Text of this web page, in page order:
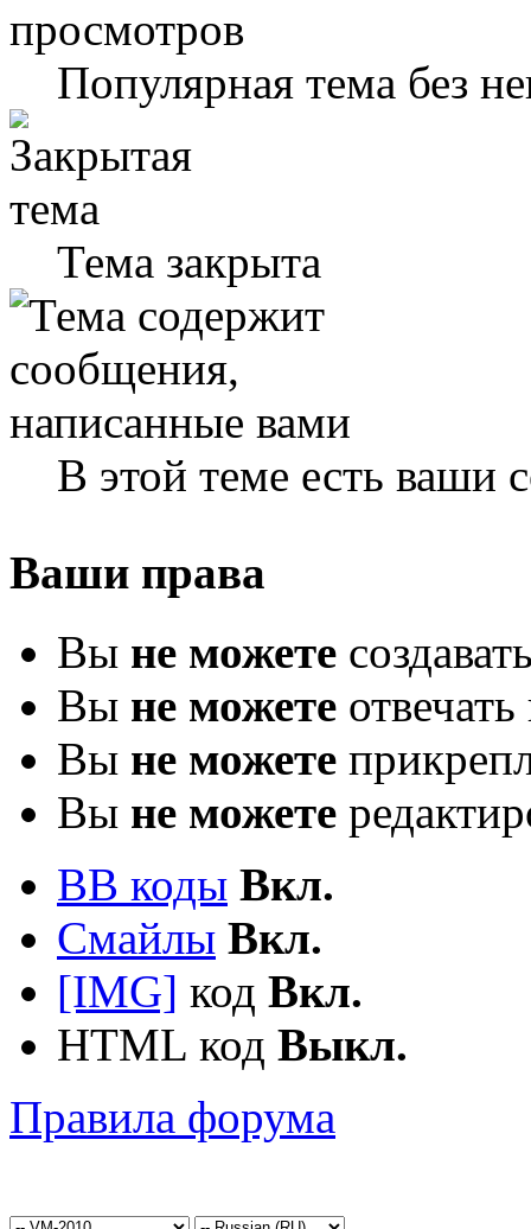
Популярная тема без
Тема закрыта
В этой теме есть ваши
Ваши права
Вы не можете
Вы не можете
Вы не можете
Вы не можете
BB коды Вкл.
Смайлы Вкл.
[IMG] код Вкл.
HTML код Выкл.
Правила форума